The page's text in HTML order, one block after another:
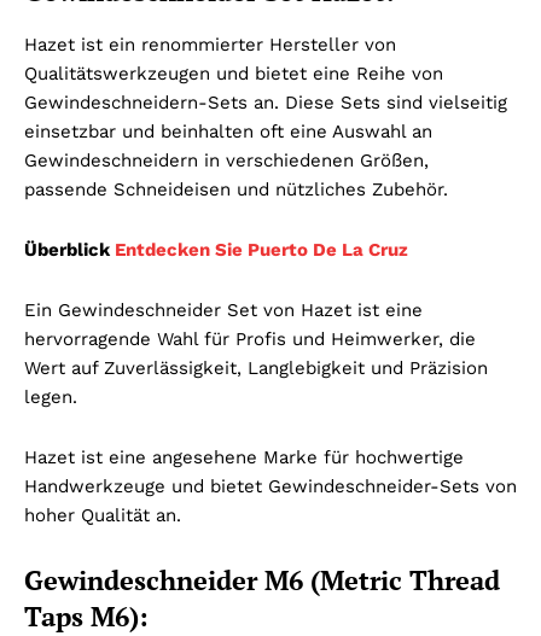
Hazet ist ein renommierter Hersteller von
Qualitätswerkzeugen und bietet eine Reihe von
Gewindeschneidern-Sets an. Diese Sets sind vielseitig
einsetzbar und beinhalten oft eine Auswahl an
Gewindeschneidern in verschiedenen Größen,
passende Schneideisen und nützliches Zubehör.
Überblick Entdecken Sie Puerto De La Cruz
Ein Gewindeschneider Set von Hazet ist eine
hervorragende Wahl für Profis und Heimwerker, die
Wert auf Zuverlässigkeit, Langlebigkeit und Präzision
legen.
Hazet ist eine angesehene Marke für hochwertige
Handwerkzeuge und bietet Gewindeschneider-Sets von
hoher Qualität an.
Gewindeschneider M6 (Metric Thread
Taps M6):